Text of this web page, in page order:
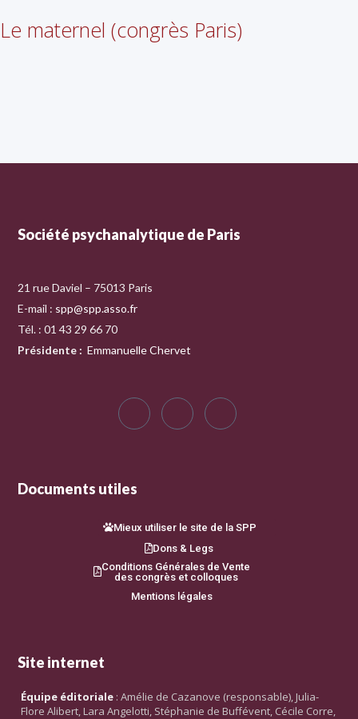
Le maternel (congrès Paris)
Société psychanalytique de Paris
21 rue Daviel – 75013 Paris
E-mail : spp@spp.asso.fr
Tél. : 01 43 29 66 70
Présidente : Emmanuelle Chervet
Documents utiles
Mieux utiliser le site de la SPP
Dons & Legs
Conditions Générales de Vente
des congrès et colloques
Mentions légales
Site internet
Équipe éditoriale : Amélie de Cazanove (responsable), Julia-
Flore Alibert, Lara Angelotti, Stéphanie de Buffévent, Cécile Corre,